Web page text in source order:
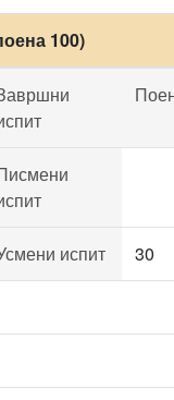
100)
испит 30